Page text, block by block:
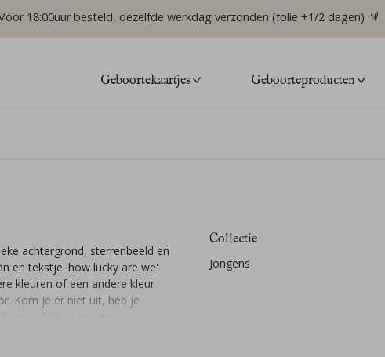
18:00uur besteld, dezelfde werkdag verzonden (folie +1/2 dagen)
Geboortekaartjes Geboorteproducten
achtergrond, sterrenbeeld en
en tekstje 'how lucky are we'
kleuren of een andere kleur
Kom je er niet uit, heb je
Collectie
Jongens